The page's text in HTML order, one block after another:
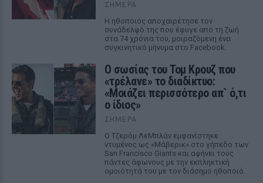
ΣΉΜΕΡΑ
Η ηθοποιός αποχαιρέτησε τον
συνάδελφό της που έφυγε από τη ζωή
στα 74 χρόνια του, μοιραζόμενη ένα
συγκινητικό μήνυμα στο Facebook.
Ο σωσίας του Τομ Κρουζ που
«τρέλανε» το διαδίκτυο:
«Μοιάζει περισσότερο απ` ό,τι
ο ίδιος»
ΣΉΜΕΡΑ
Ο Τζερόμ ΛεΜπλάν εμφανίστηκε
ντυμένος ως «Μάβερικ» στο γήπεδο των
San Francisco Giants και αφήνει τους
πάντες άφωνους με την εκπληκτική
ομοιότητά του με τον διάσημο ηθοποιό.